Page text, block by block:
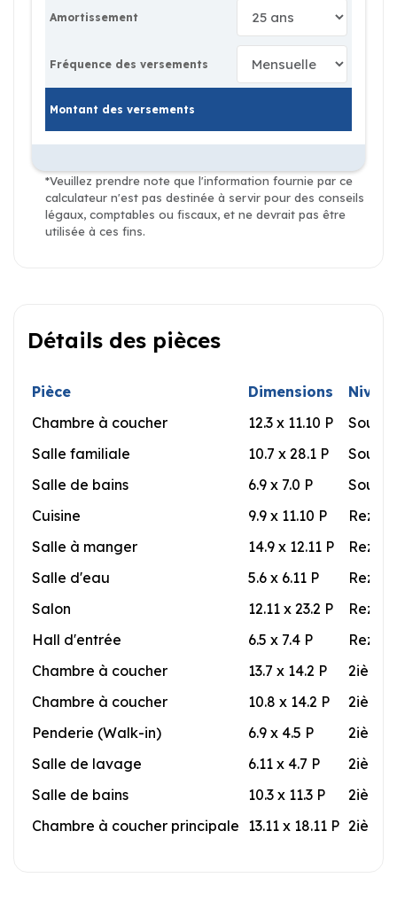
Amortissement
Fréquence des versements
Montant des versements
*Veuillez prendre note que l'information fournie par ce
calculateur n'est pas destinée à servir pour des conseils
légaux, comptables ou fiscaux, et ne devrait pas être
utilisée à ces fins.
Détails des pièces
Pièce Dimensions
Chambre à coucher
12.3 x 11.10 P
Sous-
Salle familiale
10.7 x 28.1 P
Sous-
Salle de bains
6.9 x 7.0 P
Sous-
Cuisine
9.9 x 11.10 P
Rez-
Salle à manger
14.9 x 12.11 P
Rez-
Salle d'eau
5.6 x 6.11 P
Rez-
Salon
12.11 x 23.2 P
Rez-
Hall d'entrée
6.5 x 7.4 P
Rez-
Chambre à coucher
13.7 x 14.2 P
2ième
Chambre à coucher
10.8 x 14.2 P
2ième
Penderie (Walk-in)
6.9 x 4.5 P
2ième
Salle de lavage
6.11 x 4.7 P
2ième
Salle de bains
10.3 x 11.3 P
2ième
Chambre à coucher principale 13.11 x 18.11 P 2ième